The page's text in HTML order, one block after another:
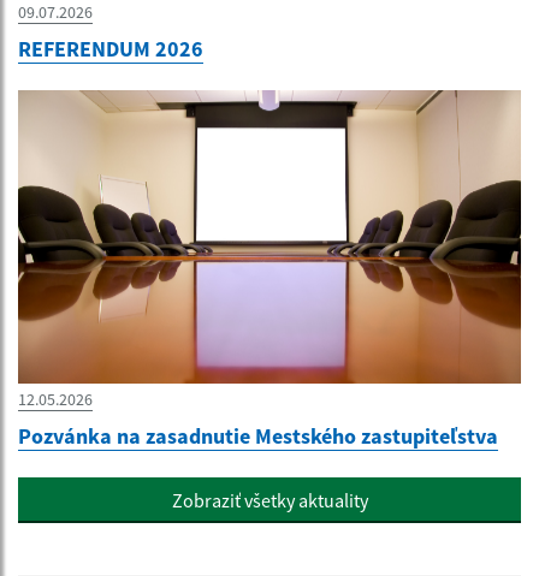
09.07.2026
REFERENDUM 2026
12.05.2026
Pozvánka na zasadnutie Mestského zastupiteľstva
Zobraziť všetky aktuality